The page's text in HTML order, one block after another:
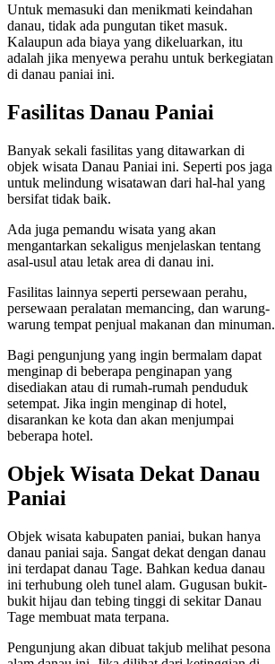
Untuk memasuki dan menikmati keindahan
danau, tidak ada pungutan tiket masuk.
Kalaupun ada biaya yang dikeluarkan, itu
adalah jika menyewa perahu untuk berkegiatan
di danau paniai ini.
Fasilitas Danau Paniai
Banyak sekali fasilitas yang ditawarkan di
objek wisata Danau Paniai ini. Seperti pos jaga
untuk melindung wisatawan dari hal-hal yang
bersifat tidak baik.
Ada juga pemandu wisata yang akan
mengantarkan sekaligus menjelaskan tentang
asal-usul atau letak area di danau ini.
Fasilitas lainnya seperti persewaan perahu,
persewaan peralatan memancing, dan warung-
warung tempat penjual makanan dan minuman.
Bagi pengunjung yang ingin bermalam dapat
menginap di beberapa penginapan yang
disediakan atau di rumah-rumah penduduk
setempat. Jika ingin menginap di hotel,
disarankan ke kota dan akan menjumpai
beberapa hotel.
Objek Wisata Dekat Danau
Paniai
Objek wisata kabupaten paniai, bukan hanya
danau paniai saja. Sangat dekat dengan danau
ini terdapat danau Tage. Bahkan kedua danau
ini terhubung oleh tunel alam. Gugusan bukit-
bukit hijau dan tebing tinggi di sekitar Danau
Tage membuat mata terpana.
Pengunjung akan dibuat takjub melihat pesona